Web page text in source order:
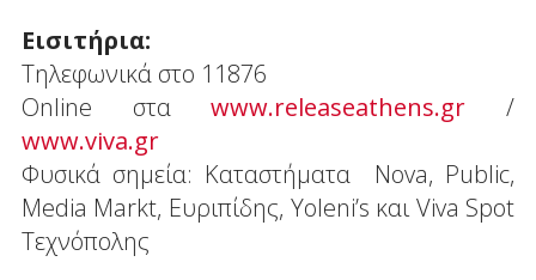
Εισιτήρια:
Τηλεφωνικά στο 11876
Online σταwww.releaseathens.gr /
www.viva.gr
Φυσικά σημεία: Καταστήματα Nova, Public,
Media Markt, Ευριπίδης, Yoleni’s και Viva Spot
Τεχνόπολης